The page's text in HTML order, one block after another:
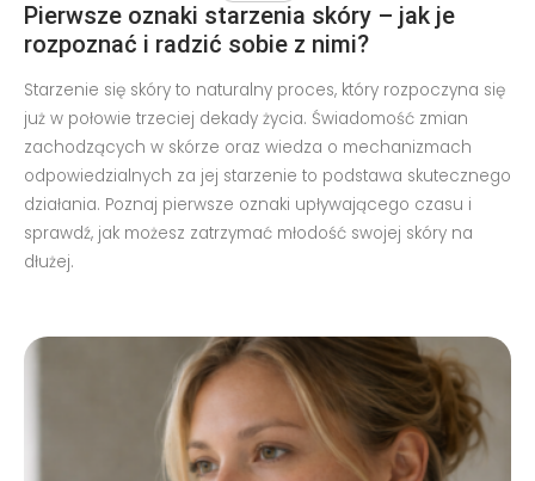
Pierwsze oznaki starzenia skóry – jak je
rozpoznać i radzić sobie z nimi?
Starzenie się skóry to naturalny proces, który rozpoczyna się
już w połowie trzeciej dekady życia. Świadomość zmian
zachodzących w skórze oraz wiedza o mechanizmach
odpowiedzialnych za jej starzenie to podstawa skutecznego
działania. Poznaj pierwsze oznaki upływającego czasu i
sprawdź, jak możesz zatrzymać młodość swojej skóry na
dłużej.